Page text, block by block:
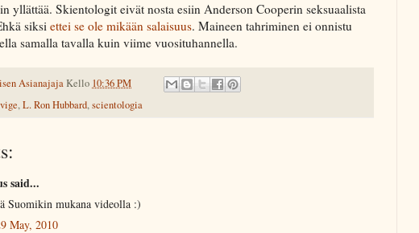
yllättää. Skientologit eivät nosta esiin Anderson Cooperin seksuaalista
siksi ettei se ole mikään salaisuus. Maineen tahriminen ei onnistu
samalla tavalla kuin viime vuosituhannella.
AsianajajaKello 10:36 PM
,L. Ron Hubbard,scientologia
said...
Suomikin mukana videolla :)
May, 2010